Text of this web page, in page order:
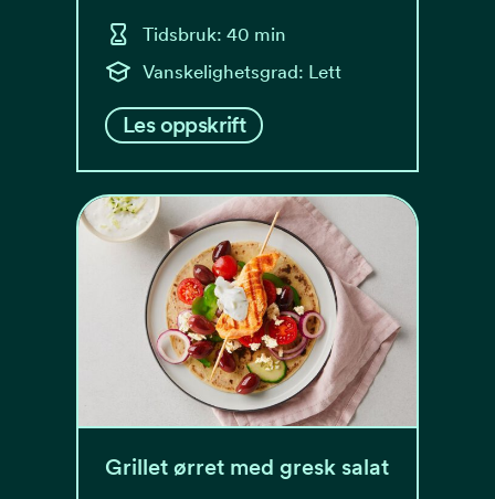
Tidsbruk: 40 min
Vanskelighetsgrad: Lett
Les oppskrift
Grillet ørret med gresk salat